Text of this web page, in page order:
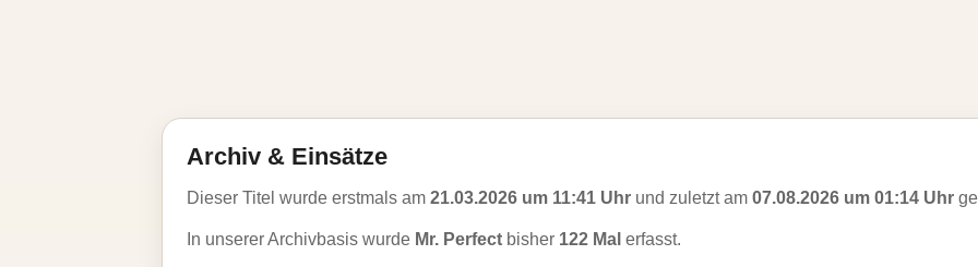
Archiv & Einsätze
Dieser Titel wurde erstmals am 21.03.2026 um 11:41 Uhr und zuletzt am 07.08.2026 um 01:14 Uhr
In unserer Archivbasis wurde Mr. Perfect bisher 122 Mal erfasst.